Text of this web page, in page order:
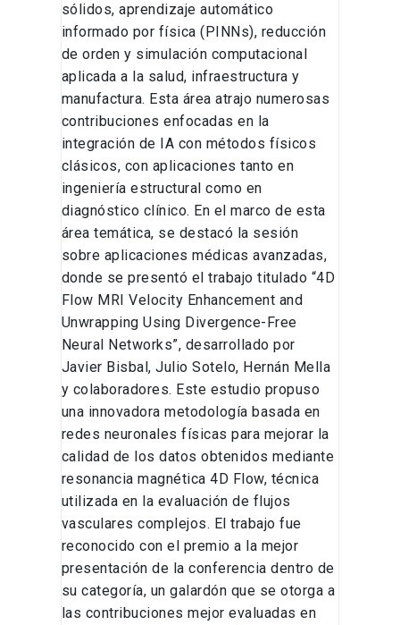
sólidos, aprendizaje automático
informado por física (PINNs), reducción
de orden y simulación computacional
aplicada a la salud, infraestructura y
manufactura. Esta área atrajo numerosas
contribuciones enfocadas en la
integración de IA con métodos físicos
clásicos, con aplicaciones tanto en
ingeniería estructural como en
diagnóstico clínico. En el marco de esta
área temática, se destacó la sesión
sobre aplicaciones médicas avanzadas,
donde se presentó el trabajo titulado “4D
Flow MRI Velocity Enhancement and
Unwrapping Using Divergence-Free
Neural Networks”, desarrollado por
Javier Bisbal, Julio Sotelo, Hernán Mella
y colaboradores. Este estudio propuso
una innovadora metodología basada en
redes neuronales físicas para mejorar la
calidad de los datos obtenidos mediante
resonancia magnética 4D Flow, técnica
utilizada en la evaluación de flujos
vasculares complejos. El trabajo fue
reconocido con el premio a la mejor
presentación de la conferencia dentro de
su categoría, un galardón que se otorga a
las contribuciones mejor evaluadas en